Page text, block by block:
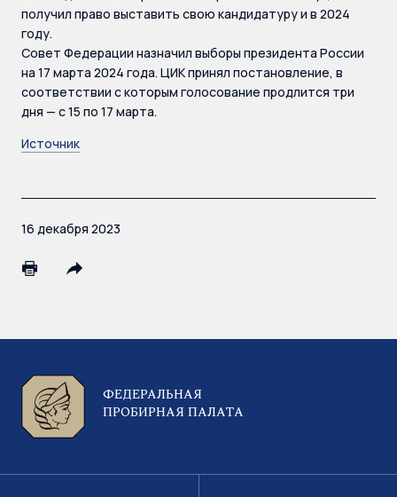
получил право выставить свою кандидатуру и в 2024
году.
Совет Федерации назначил выборы президента России
на 17 марта 2024 года. ЦИК принял постановление, в
соответствии с которым голосование продлится три
дня — с 15 по 17 марта.
Источник
16 декабря 2023
ФЕДЕРАЛЬНАЯ
ПРОБИРНАЯ ПАЛАТА